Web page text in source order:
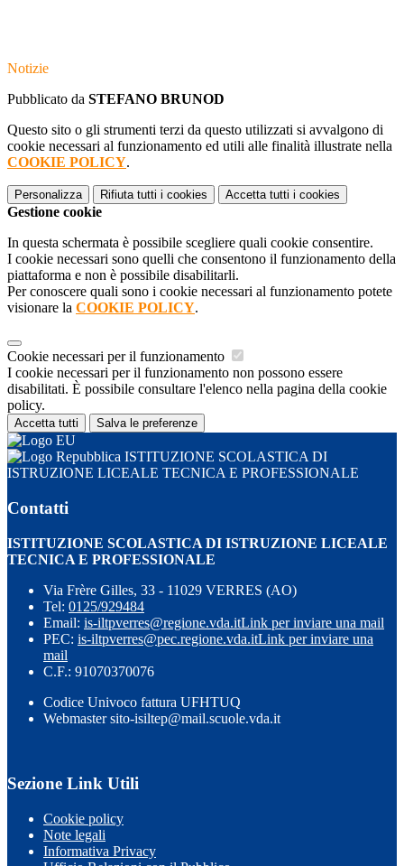
Notizie
Pubblicato da STEFANO BRUNOD
Questo sito o gli strumenti terzi da questo utilizzati si avvalgono di
cookie necessari al funzionamento ed utili alle finalità illustrate nella
COOKIE POLICY.
Personalizza Rifiuta tutti i cookies Accetta tutti i cookies
Gestione cookie
In questa schermata è possibile scegliere quali cookie consentire.
I cookie necessari sono quelli che consentono il funzionamento della
piattaforma e non è possibile disabilitarli.
Per conoscere quali sono i cookie necessari al funzionamento potete
visionare la COOKIE POLICY.
Cookie necessari per il funzionamento
I cookie necessari per il funzionamento non possono essere
disabilitati. È possibile consultare l'elenco nella pagina della cookie
policy.
Accetta tutti Salva le preferenze
ISTITUZIONE SCOLASTICA DI
ISTRUZIONE LICEALE TECNICA E PROFESSIONALE
Contatti
ISTITUZIONE SCOLASTICA DI ISTRUZIONE LICEALE
TECNICA E PROFESSIONALE
Via Frère Gilles, 33 - 11029 VERRES (AO)
Tel: 0125/929484
Email: is-iltpverres@regione.vda.itLink per inviare una mail
PEC: is-iltpverres@pec.regione.vda.itLink per inviare una
mail
C.F.: 91070370076
Codice Univoco fattura UFHTUQ
Webmaster sito-isiltep@mail.scuole.vda.it
Sezione Link Utili
Cookie policy
Note legali
Informativa Privacy